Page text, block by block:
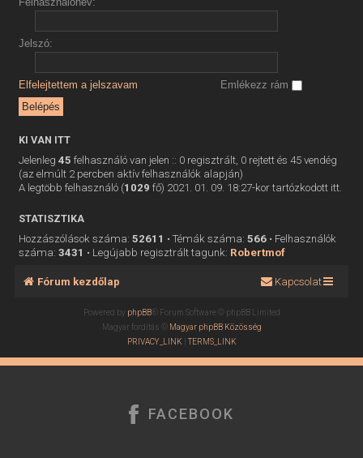
Jelszó:
Elfelejtettem a jelszavam Emlékezz rám
KI VAN ITT
Jelenleg 45 felhasználó van jelen :: 0 regisztrált, 0 rejtett és 45 vendég
(az elmúlt 2 percben aktív felhasználók alapján)
A legtöbb felhasználó (1029 fő) 2021. 01. 09. 18:27-kor tartózkodott itt.
STATISZTIKA
Hozzászólások száma: 52611 • Témák száma: 566• Felhasználók
száma: 3431 • Legújabb regisztrált tagunk: Robertmof
Fórum kezdőlap Kapcsolat
Powered by phpBB® Forum Software © phpBB Limited
Magyar fordítás © Magyar phpBB Közösség
PRIVACY_LINK |TERMS_LINK
FACEBOOK